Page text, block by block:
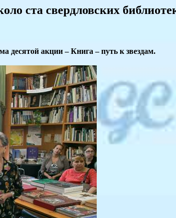
ста свердловских
десятой акции – Книга – путь к звездам.